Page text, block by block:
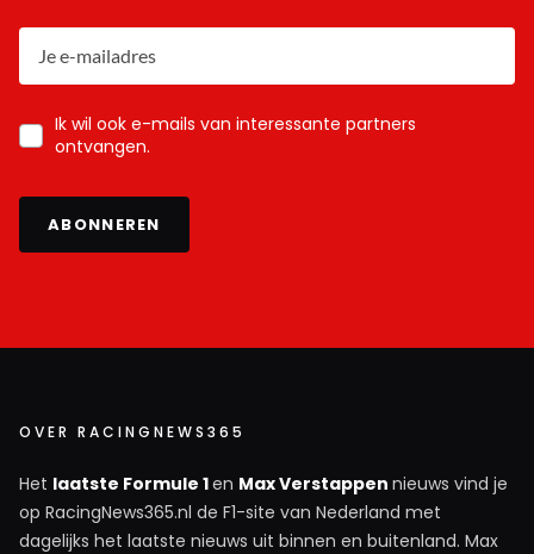
Ik wil ook e-mails van interessante partners
ontvangen.
ABONNEREN
OVER RACINGNEWS365
Het laatste Formule 1en Max Verstappen nieuws vind je
op RacingNews365.nl de F1-site van Nederland met
dagelijks het laatste nieuws uit binnen en buitenland. Max